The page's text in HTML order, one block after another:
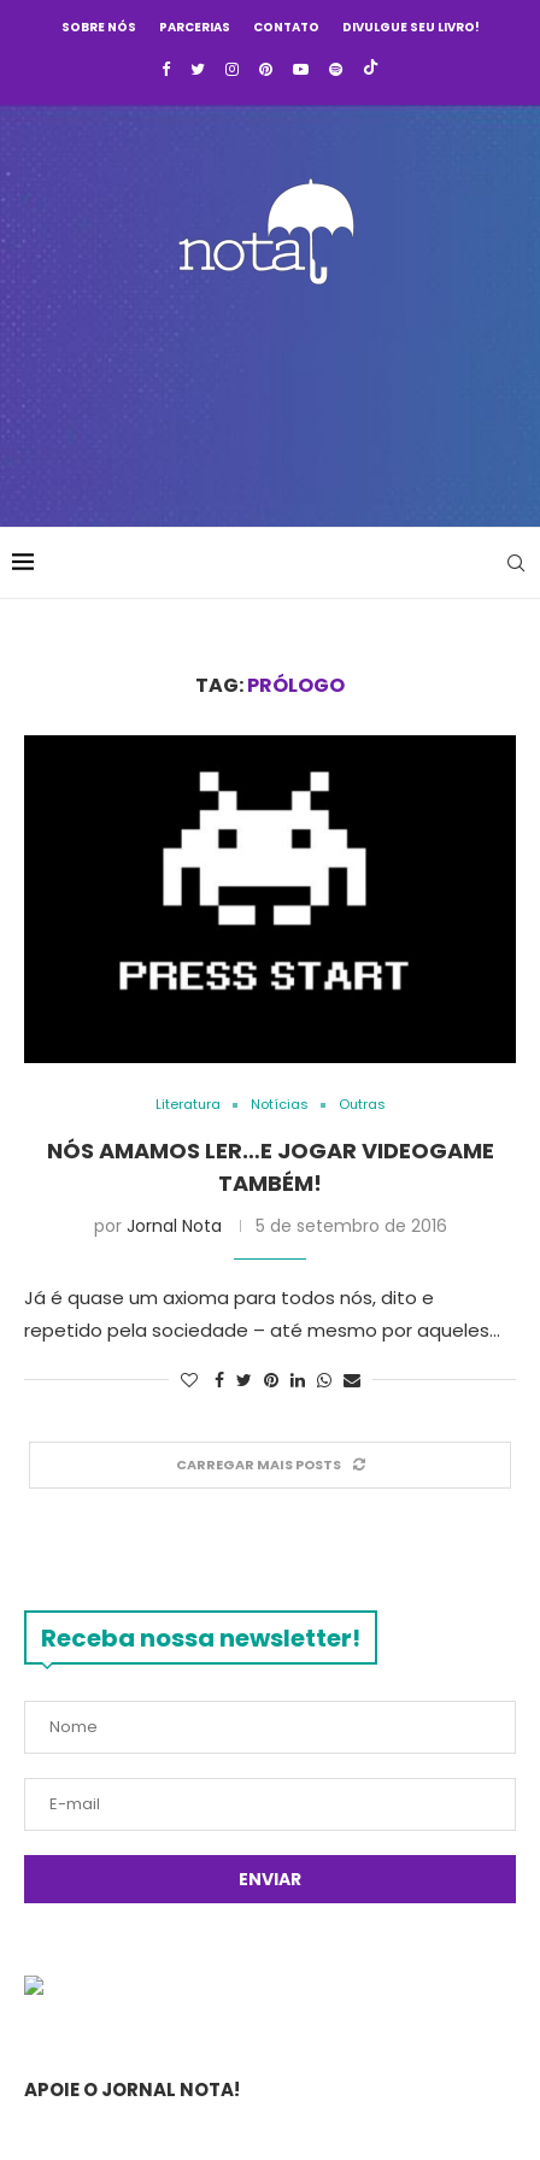
SOBRE NÓS PARCERIAS CONTATO DIVULGUE SEU LIVRO!
TAG:PRÓLOGO
Literatura Notícias Outras
NÓS AMAMOS LER…E JOGAR VIDEOGAME
TAMBÉM!
por Jornal Nota 5 de setembro de 2016
Já é quase um axioma para todos nós, dito e
repetido pela sociedade – até mesmo por aqueles…
CARREGAR MAIS POSTS
Receba nossa newsletter!
APOIE O JORNAL NOTA!